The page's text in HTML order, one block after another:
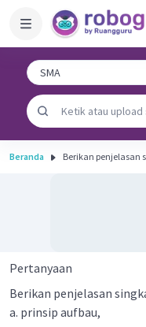
Beranda
Pertanyaan
Berikan penjelasan
a. prinsip aufbau,